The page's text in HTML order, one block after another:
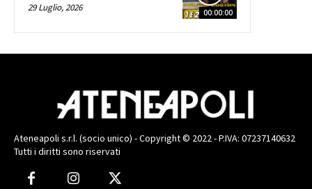
00:00:00
29 Luglio, 2026
Ateneapoli s.r.l. (socio unico) - Copyright © 2022 - P.IVA: 07237140632
Tutti i diritti sono riservati